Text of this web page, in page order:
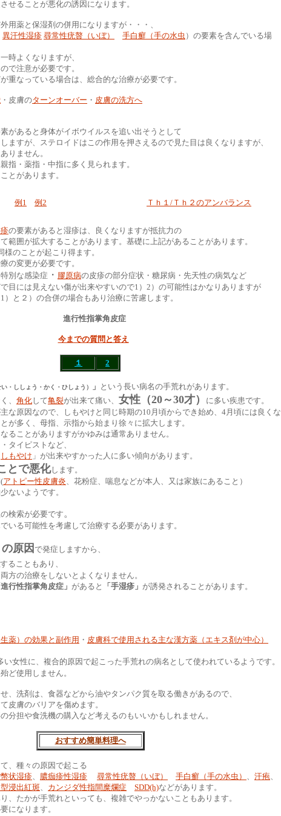
せることが悪化の誘因になります。
用薬と保湿剤の併用になりますが・・・、
異汗性湿疹 尋常性疣贅（いぼ） 手白癬（手の水虫 ）の要素を含んでいる場
時よくなりますが、
で注意が必要です。
重なっている場合は、総合的な治療が必要です。
・皮膚のターンオーバー ・ 皮膚の洗方へ
があると身体がイボウイルスを追い出そうとして
ますが、ステロイドはこの作用を押さえるので見た目は良くなりますが、
りません。
指・薬指・中指に多く見られます。
とがあります。
例1 例2 Ｔｈ１/Ｔｈ２のアンバランス
の要素があると湿疹は、良 くなりますが抵抗力の
範囲が拡大することがあります。基礎に上記があることがあります。
様のことが起こり得ます。
の変更が必要です。
特別な感染症 ・ 膠原病の皮疹の部分症状・糖尿病・先天性の病気など
目には見えない傷が出来やすいので1）2）の可能性はかなりありますが
）と２）の合併の場合もあり治療に苦慮します。
進行性指掌角皮症
今までの質問と答え
１ 2
・ししょう・かく・ひしょう） 」 という長い病名の手荒れがあります。
、 角化 して亀裂が出来て痛い、 女性（20～30才）
に多い疾患です。
な原因なので、しもやけと同じ時期の10月頃からでき始め、4月頃には良くな
が多く、母指、示指から始まり徐々に拡大します。
ることがありますがかゆみは通常ありません。
タイピストなど、
しもやけ 」が出来やすかった人に多い傾向があります。
とで悪化します。
アトピー性皮膚炎、花粉症、喘息などが本人、又は家族にあること）
ないようです。
検索が必要です。
いる可能性を考慮して治療する必要があります。
原因 で発症しますから、
することもあり、
方の治療をしないとよくなりません。
進行性指掌角皮症」 があると 「手湿疹」 が誘発されることがあります。
薬）の効果と副作用 ・ 皮膚科で使用される主な漢方薬（エキス剤が中心）
い女性に、複合的原因で起こった手荒れの病名として使われているようです。
ど使用しません。
、洗剤は、食器などから油やタンパク質を取る働きがあるので、
皮膚のバリアを傷めます。
分担や食洗機の購入など考えるのもいいかもしれません。
おすすめ簡単料理へ
、種々の原因で起こる
状湿疹、 膿痂疹性湿疹 尋常性疣贅（いぼ） 手白癬（手の水虫） 、 汗疱、
浸出紅斑、 カンジダ性指間糜爛症 SDD(h)などがあります。
、たかが手荒れといっても、複雑でやっかないこともあります。
になります。